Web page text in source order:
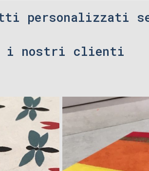
personalizzati
i nostri clienti